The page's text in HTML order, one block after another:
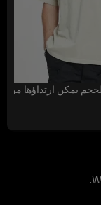
يمكن ارتداؤها